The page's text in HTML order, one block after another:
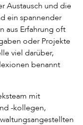
Austausch und die
ein spannender
aus Erfahrung oft
oder Projekte
viel darüber,
benannt
mit
-kollegen,